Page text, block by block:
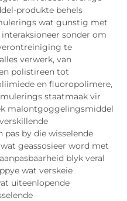
produkte behels
wat gunstig met
sonder om
te
verwerk, van
polistireen tot
en fluoropolimere,
staatmaak vir
malontgoggelingsmiddel
by die wisselende
geassosieer word met
blyk veral
wat verskeie
uiteenlopende